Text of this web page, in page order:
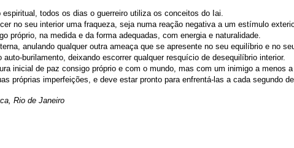
todos os dias o guerreiro utiliza os conceitos do Iai.
no seu interior uma fraqueza, seja numa reação negativa a um estímulo
próprio, na medida e da forma adequadas, com energia e naturalidade.
anulando qualquer outra ameaça que se apresente no seu equilíbrio e no
burilamento, deixando escorrer qualquer resquício de desequilíbrio interior.
inicial de paz consigo próprio e com o mundo, mas com um inimigo a menos
próprias imperfeições, e deve estar pronto para enfrentá-las a cada segundo
Rio de Janeiro